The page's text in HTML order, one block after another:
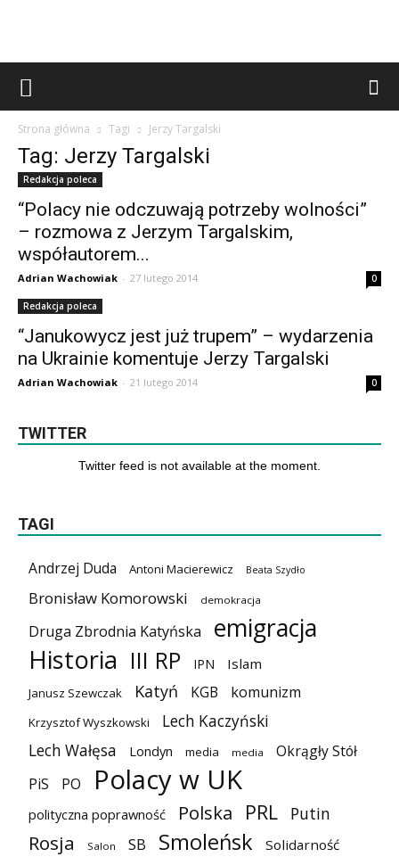
Strona główna Tagi Jerzy Targalski
Tag: Jerzy Targalski
Redakcja poleca
“Polacy nie odczuwają potrzeby wolności”
– rozmowa z Jerzym Targalskim,
współautorem...
Adrian Wachowiak - 27 lutego 2014 0
Redakcja poleca
“Janukowycz jest już trupem” – wydarzenia
na Ukrainie komentuje Jerzy Targalski
Adrian Wachowiak - 21 lutego 2014 0
TWITTER
Twitter feed is not available at the moment.
TAGI
Andrzej Duda Antoni Macierewicz Beata Szydło
Bronisław Komorowski demokracja
Druga Zbrodnia Katyńska
emigracja
Historia III RP IPN Islam
Janusz Szewczak Katyń KGB komunizm
Krzysztof Wyszkowski
Lech Kaczyński
Lech Wałęsa
Londyn media media
Okrągły Stół
PiS
PO Polacy w UK
polityczna poprawność Polska PRL Putin
Rosja Salon SB Smoleńsk Solidarność